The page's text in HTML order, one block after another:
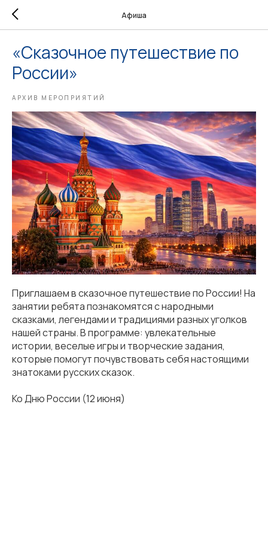
Афиша
«Сказочное путешествие по
России»
АРХИВ МЕРОПРИЯТИЙ
Приглашаем в сказочное путешествие по России! На
занятии ребята познакомятся с народными
сказками, легендами и традициями разных уголков
нашей страны. В программе: увлекательные
истории, веселые игры и творческие задания,
которые помогут почувствовать себя настоящими
знатоками русских сказок.
Ко Дню России (12 июня)